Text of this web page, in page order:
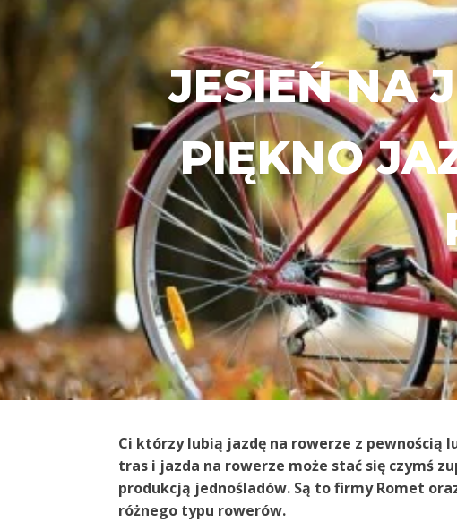
JESIEŃ NA
PIĘKNO
Ci którzy lubią jazdę na rowerze z pewnością
tras i jazda na rowerze może stać się czymś
produkcją jednośladów. Są to firmy Romet
różnego typu rowerów.